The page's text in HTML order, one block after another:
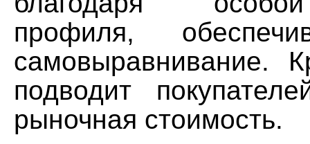
профиля,
самовыравнивание.
подводит
рыночная стоимость.